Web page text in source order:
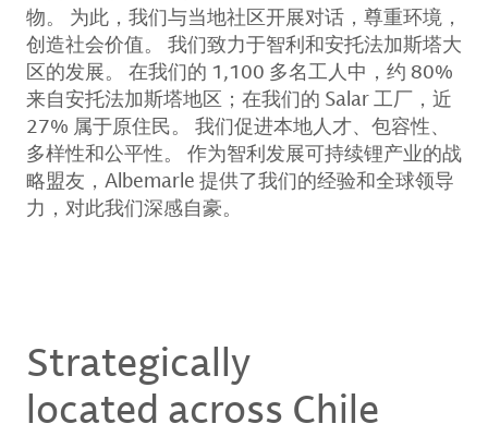
物。 为此，我们与当地社区开展对话，尊重环境，
创造社会价值。 我们致力于智利和安托法加斯塔大
区的发展。 在我们的 1,100 多名工人中，约 80%
来自安托法加斯塔地区；在我们的 Salar 工厂，近
27% 属于原住民。 我们促进本地人才、包容性、
多样性和公平性。 作为智利发展可持续锂产业的战
略盟友，Albemarle 提供了我们的经验和全球领导
力，对此我们深感自豪。
Strategically
located across Chile